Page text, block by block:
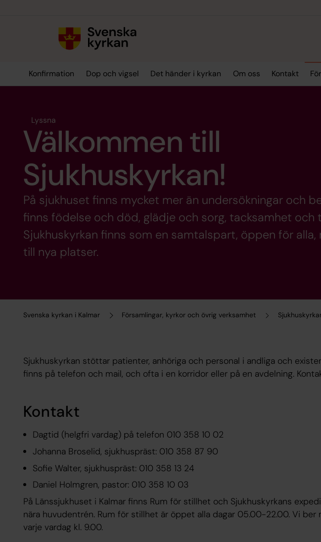
Konfirmation Dop och vigsel Det händer i kyrkan Om oss Kontakt
Svenska kyrkan i Kalmar Församlingar, kyrkor och övrig verksamhet
Lyssna
Välkommen till
Sjukhuskyrkan!
På sjukhuset finns mycket mer än undersökningar och
finns födelse och död, glädje och sorg, tacksamhet och
Sjukhuskyrkan finns som en samtalspart, öppen för alla,
till nya platser.
Sjukhuskyrkan stöttar patienter, anhöriga och personal i andliga och
finns på telefon och mail, och ofta i en korridor eller på en avdelning.
Kontakt
Dagtid (helgfri vardag) på telefon 010 358 10 02
Johanna Broselid, sjukhuspräst: 010 358 87 90
Sofie Walter, sjukhuspräst: 010 358 13 24
Daniel Holmgren, pastor: 010 358 10 03
På Länssjukhuset i Kalmar finns Rum för stillhet och Sjukhuskyrkans
nära huvudentrén. Rum för stillhet är öppet alla dagar 05.00-22.00. Vi ber
varje vardag kl. 9.00.